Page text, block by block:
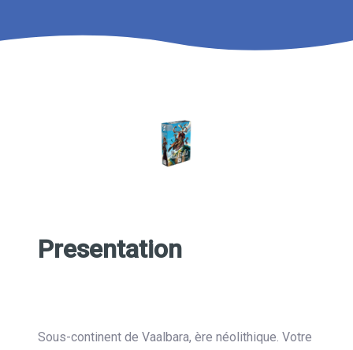
Presentation
Sous-continent de Vaalbara, ère néolithique. Votre